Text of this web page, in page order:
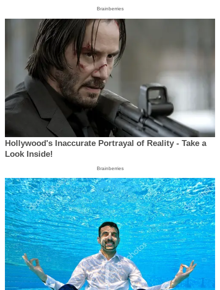
Brainberries
Hollywood's Inaccurate Portrayal of Reality - Take a
Look Inside!
Brainberries